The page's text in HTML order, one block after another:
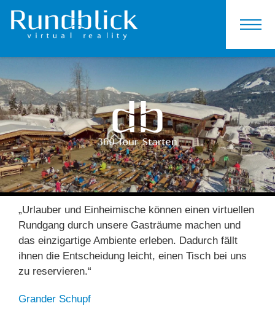
„Urlauber und Einheimische können einen virtuellen
Rundgang durch unsere Gasträume machen und
das einzigartige Ambiente erleben. Dadurch fällt
ihnen die Entscheidung leicht, einen Tisch bei uns
zu reservieren.“
Grander Schupf